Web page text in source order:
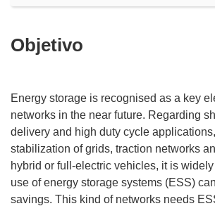
Objetivo
Energy storage is recognised as a key
networks in the near future. Regarding
delivery and high duty cycle
stabilization of grids, traction networks
hybrid or full-electric vehicles, it is
use of energy storage systems (ESS)
savings. This kind of networks needs